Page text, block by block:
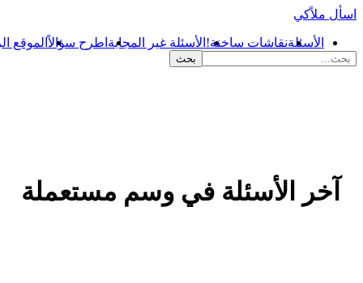
اسأل ملاًكي
الأسئلةنقاشات ساخنة! الأسئلة غير المجابة اطرح سؤالاًالموقع
آخر الأسئلة في وسم مستعملة